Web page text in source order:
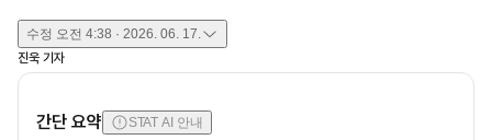
수정 오전 4:38 · 2026. 06. 17.
진욱 기자
간단 요약 STAT AI 안내